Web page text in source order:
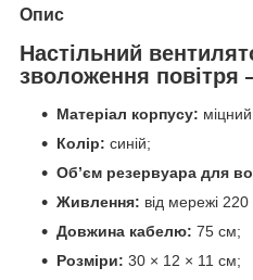
Опис
Настільний
зволоження повітря
Матеріал корпусу:
Колір: синій;
Об’єм резервуара для
Живлення: від мережі 220
Довжина кабелю: 75 см;
Розміри: 30 × 12 × 11 см;